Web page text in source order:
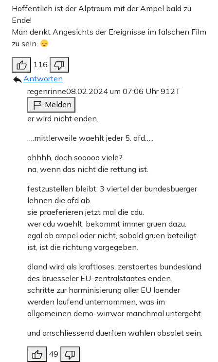
Lösungen spricht, denken immer mehr Menschen: So übel
kann „Rechts“ ja gar nicht sein.
Fest steht: Immer weniger Menschen wollen die
Herrschaft weniger über das Narrativ noch akzeptieren.
Die etablierten Parteien und Medien täten gut daran, diese
Entwicklung nicht zu verleumden oder schlechtzureden,
sondern sie mal zu registrieren und ernstzunehmen – sonst
langsam auch fünf vor zwölf: Politiker, die Fragen der
Bürger nicht beantworten, sondern nur noch beschimpfen
können, haben in Wahrheit schon längst abgewirtschaftet.
Eine Machtelite, die so Politik macht, ist innerlich längst
am Ende.
Teilen:
Zu den Kommentaren (57)
Einmalig Monatlich
Apollo News unterstützen
Hoffentlich ist der Alptraum mit der Ampel bald zu
Ende!
Man denkt Angesichts der Ereignisse im falschen Film
zu sein.
116
Antworten
regenrinne08.02.2024 um 07:06 Uhr912T
Melden
er wird nicht enden.
….mittlerweile waehlt jeder 5. afd…..
ohhhh, doch sooooo viele?
na, wenn das nicht die rettung ist.
festzustellen bleibt: 3 viertel der bundesbuerger
lehnen die afd ab.
sie praeferieren jetzt mal die cdu.
wer cdu waehlt, bekommt immer gruen dazu.
egal ob ampel oder nicht, sobald gruen beteiligt
ist, ist die richtung vorgegeben.
dland wird als kraftloses, zerstoertes bundesland
des bruesseler EU-zentralstaates enden.
schritte zur harminisierung aller EU laender
werden laufend unternommen, was im
allgemeinen demo-wirrwar manchmal untergeht.
und anschliessend duerften wahlen obsolet sein.
49